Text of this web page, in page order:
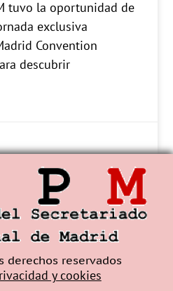
tuvo la oportunidad de
exclusiva
Convention
descubrir
derechos reservados
y cookies